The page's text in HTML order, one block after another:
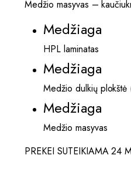
Medžio masyvas –
Medžiaga
HPL laminatas
Medžiaga
Medžio dulkių plokštė
Medžiaga
Medžio masyvas
PREKEI SUTEIKIAMA 24